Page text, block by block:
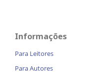
Informações
Para Leitores
Para Autores